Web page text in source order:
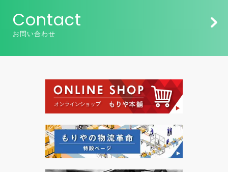
Contact
お問い合わせ